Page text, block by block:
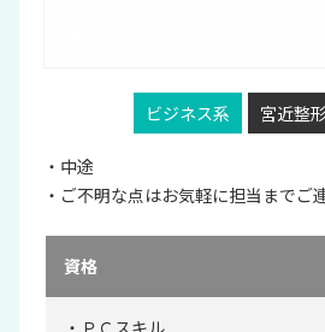
ビジネス系 宮近整
・中途
・ご不明な点はお気軽に担当までご
資格
・ＰＣスキル